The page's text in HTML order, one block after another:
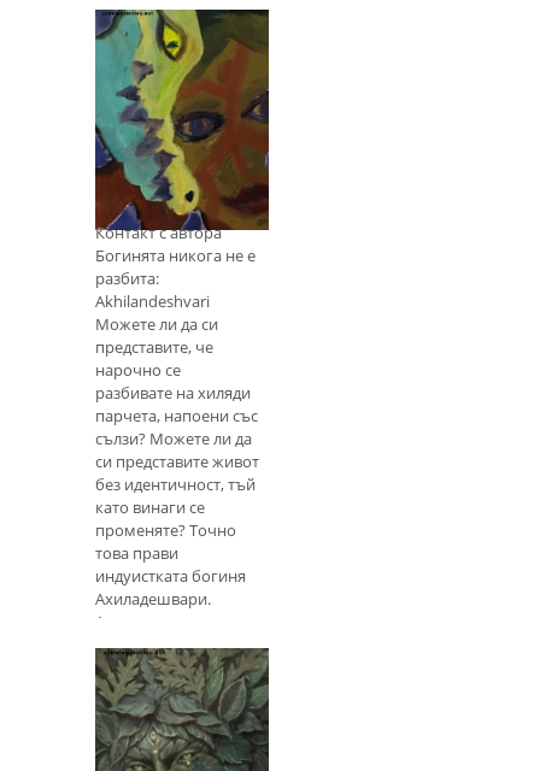
Повечето градове
имат езически или
вещически магазин,
снабден с богата
гама от вещи,
включително
кристали, пръчици,
свещи, карти таро и
тамян. Тези магазини
могат да бъдат
чудесен източни
Akhilandeshvari:
Богинята никога
не е разбита
Контакт с автора
Богинята никога не е
разбита:
Akhilandeshvari
Можете ли да си
представите, че
нарочно се
разбивате на хиляди
парчета, напоени със
сълзи? Можете ли да
си представите живот
без идентичност, тъй
като винаги се
променяте? Точно
това прави
индуистката богиня
Ахиладешвари.
Ахиландешвари
(произнася се Ah-кил-
лан-деш-вах-рие) е
индуистката богиня
на разбитите сърца,
разбитите души и
прехода. Името